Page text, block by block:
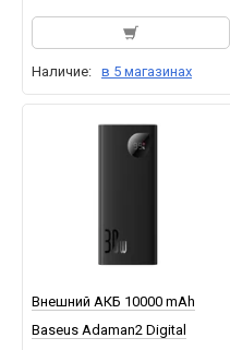
Наличие: в 5 магазинах
Внешний АКБ 10000 mAh
Baseus Adaman2 Digital